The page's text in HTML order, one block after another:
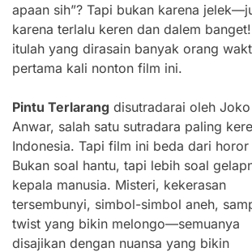
apaan sih”? Tapi bukan karena
karena terlalu keren dan dalem
itulah yang dirasain banyak orang
pertama kali nonton film ini.
Pintu Terlarang disutradarai oleh Joko
Anwar, salah satu sutradara paling
Indonesia. Tapi film ini beda dari horor
Bukan soal hantu, tapi lebih soal
kepala manusia. Misteri, kekerasan
tersembunyi, simbol-simbol aneh,
twist yang bikin melongo—semuanya
disajikan dengan nuansa yang bikin